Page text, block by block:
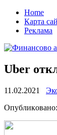
Home
Карта
Реклама
Uber
11.02.2021